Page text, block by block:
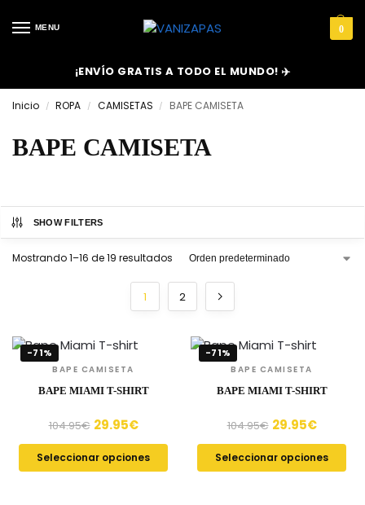
MENU 0
¡ENVÍO GRATIS A TODO EL MUNDO! ✈️
Inicio / ROPA / CAMISETAS / BAPE CAMISETA
BAPE CAMISETA
SHOW FILTERS
Mostrando 1–16 de 19 resultados
1 2
-71%
BAPE CAMISETA
BAPE MIAMI T-SHIRT
104.95€ 29.95€
Seleccionar opciones
-71%
BAPE CAMISETA
BAPE MIAMI T-SHIRT
104.95€ 29.95€
Seleccionar opciones